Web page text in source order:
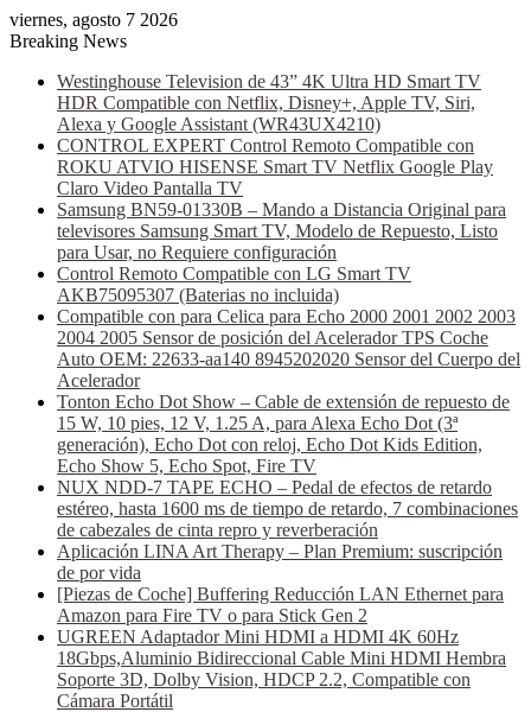
viernes, agosto 7 2026
Breaking News
Westinghouse Television de 43” 4K Ultra HD Smart TV
HDR Compatible con Netflix, Disney+, Apple TV, Siri,
Alexa y Google Assistant (WR43UX4210)
CONTROL EXPERT Control Remoto Compatible con
ROKU ATVIO HISENSE Smart TV Netflix Google Play
Claro Video Pantalla TV
Samsung BN59-01330B – Mando a Distancia Original para
televisores Samsung Smart TV, Modelo de Repuesto, Listo
para Usar, no Requiere configuración
Control Remoto Compatible con LG Smart TV
AKB75095307 (Baterias no incluida)
Compatible con para Celica para Echo 2000 2001 2002 2003
2004 2005 Sensor de posición del Acelerador TPS Coche
Auto OEM: 22633-aa140 8945202020 Sensor del Cuerpo del
Acelerador
Tonton Echo Dot Show – Cable de extensión de repuesto de
15 W, 10 pies, 12 V, 1.25 A, para Alexa Echo Dot (3ª
generación), Echo Dot con reloj, Echo Dot Kids Edition,
Echo Show 5, Echo Spot, Fire TV
NUX NDD-7 TAPE ECHO – Pedal de efectos de retardo
estéreo, hasta 1600 ms de tiempo de retardo, 7 combinaciones
de cabezales de cinta repro y reverberación
Aplicación LINA Art Therapy – Plan Premium: suscripción
de por vida
[Piezas de Coche] Buffering Reducción LAN Ethernet para
Amazon para Fire TV o para Stick Gen 2
UGREEN Adaptador Mini HDMI a HDMI 4K 60Hz
18Gbps,Aluminio Bidireccional Cable Mini HDMI Hembra
Soporte 3D, Dolby Vision, HDCP 2.2, Compatible con
Cámara Portátil